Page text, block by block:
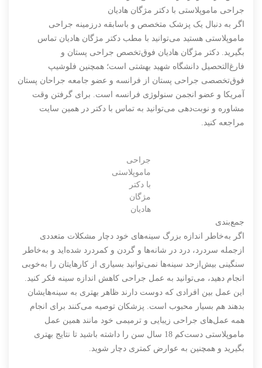
جراحی ماموپلاستی با دکتر مژگان هادیان
اگر به دنبال یک پزشک متخصص و باسابقه درزمینه جراحی
ماموپلاستی هستید می‌توانید با مطب دکتر مژگان هادیان تماس
بگیرید. دکتر مژگان هادیان فوق‌تخصص جراحی پستان و
فارغ‌التحصیل دانشگاه شهید بهشتی است؛ همچنین فلوشیپ
فوق‌تخصصی جراحی پستان از فرانسه و عضو جامعه جراحان پستان
آمریکا و عضو انجمن سنولوژی فرانسه است. برای گرفتن وقت
مشاوره و نوبت‌دهی می‌توانید به تماس با دکتر در همین سایت
مراجعه کنید.
جراحی
ماموپلاستی
با دکتر
مژگان
هادیان
جمع‌بندی
اگر به‌خاطر اندازه بزرگ سینه‌های خود دچار مشکلات متعددی
ازجمله سردرد، درد در شانه‌ها و گردن و کمردرد شده‌اید و به‌خاطر
سنگینی بیش‌ازحد سینه‌ها نمی‌توانید بسیاری از کارهایتان را به‌خوبی
انجام دهید، می‌توانید به عمل جراحی کاهش اندازه سینه فکر کنید.
این عمل بین افرادی که دوست دارند ظاهر بهتری به سینه‌هایشان
بدهند هم بسیار محبوب است. پزشکان توصیه می‌کنند برای انجام
همه عمل‌های جراحی زیبایی و ترمیمی خود مانند همین عمل
ماموپلاستی دست‌کم 18 سال سن را داشته باشید تا نتایج بهتری
بگیرید و همچنین به عوارض کمتری دچار شوید.